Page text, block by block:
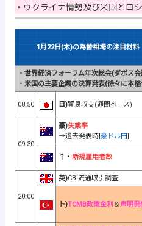
・ウクライナ情勢及び米国とロ
1月22日(木)の為替相場の注目材料
・ 世界経済フォーラム年次総会(ダボス
・ 米国の主要企業の決算発表(徐々に本
08:50 日)貿易収支(通関ベース)
09:30
豪)失業率
→過去発表時[ 豪ドル円
↑・ 新規雇用者数
20:00
英)CBI流通取引調査
ト)TCMB政策金利 ＆声明発